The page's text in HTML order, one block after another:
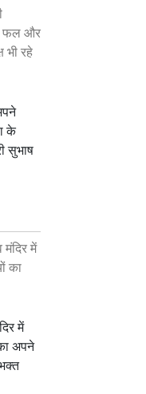
फल और
भी रहे
के
सुभाष
में
का
में
अपने